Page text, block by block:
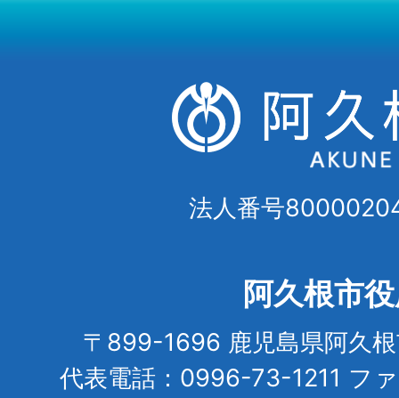
法人番号
阿久根市
〒899-1696 鹿児島県阿久
代表電話：0996-73-1211 フ